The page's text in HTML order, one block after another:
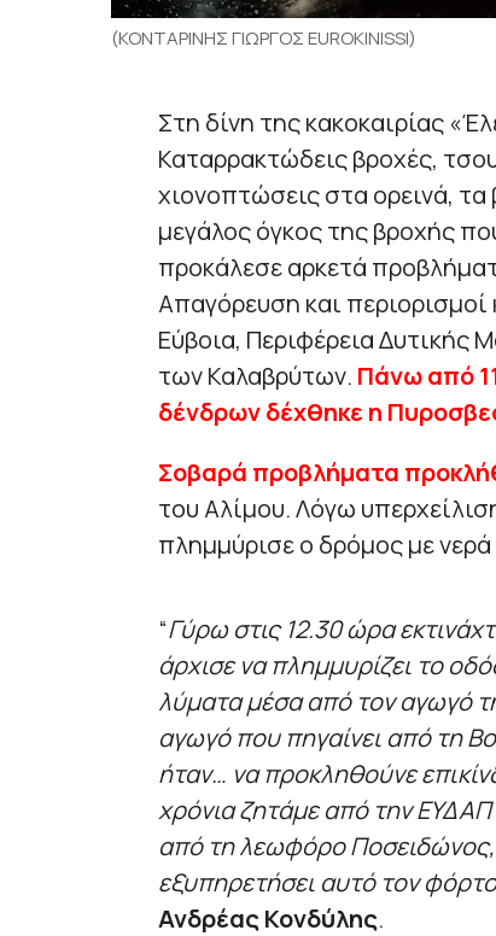
(ΚΟΝΤΑΡΙΝΗΣ ΓΙΩΡΓΟΣ EUROKINISSI)
Στη δίνη της κακοκαιρίας
Καταρρακτώδεις βροχές,
χιονοπτώσεις στα ορεινά,
μεγάλος όγκος της βροχής
προκάλεσε αρκετά
Απαγόρευση και
Εύβοια, Περιφέρεια Δυτικής
των Καλαβρύτων. Πάνω από
δένδρων δέχθηκε η
Σοβαρά προβλήματα
του Αλίμου. Λόγω
πλημμύρισε ο δρόμος με
“Γύρω στις 12.30 ώρα
άρχισε να πλημμυρίζει το
λύματα μέσα από τον αγωγό
αγωγό που πηγαίνει από τη
ήταν… να προκληθούνε
χρόνια ζητάμε από την
από τη λεωφόρο Ποσειδώνος,
εξυπηρετήσει αυτό τον
Ανδρέας Κονδύλης.